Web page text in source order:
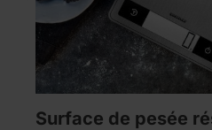
Surface de pesée